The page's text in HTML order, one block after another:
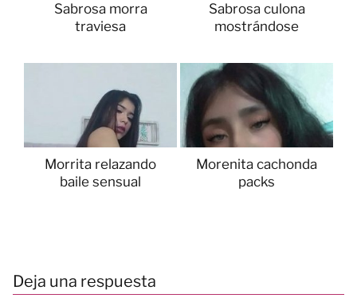
Sabrosa morra
traviesa
Sabrosa culona
mostrándose
Morrita relazando
baile sensual
Morenita cachonda
packs
Deja una respuesta